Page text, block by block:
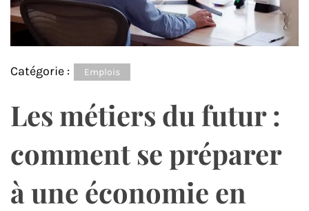
Catégorie : Emplois
Les métiers du futur :
comment se préparer
à une économie en